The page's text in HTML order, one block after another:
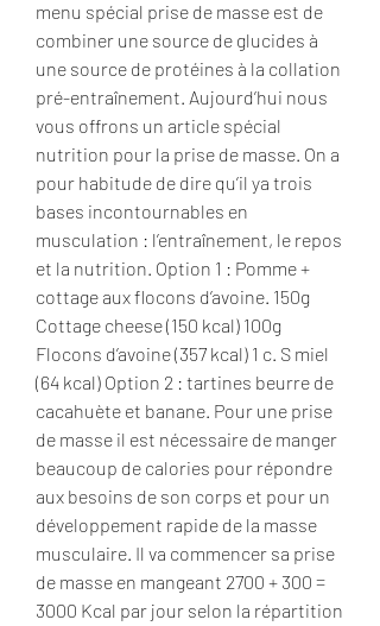
menu spécial prise de masse est de
combiner une source de glucides à
une source de protéines à la collation
pré-entraînement. Aujourd’hui nous
vous offrons un article spécial
nutrition pour la prise de masse. On a
pour habitude de dire qu’il ya trois
bases incontournables en
musculation : l’entraînement, le repos
et la nutrition. Option 1 : Pomme +
cottage aux flocons d’avoine. 150g
Cottage cheese (150 kcal) 100g
Flocons d’avoine (357 kcal) 1 c. S miel
(64 kcal) Option 2 : tartines beurre de
cacahuète et banane. Pour une prise
de masse il est nécessaire de manger
beaucoup de calories pour répondre
aux besoins de son corps et pour un
développement rapide de la masse
musculaire. Il va commencer sa prise
de masse en mangeant 2700 + 300 =
3000 Kcal par jour selon la répartition